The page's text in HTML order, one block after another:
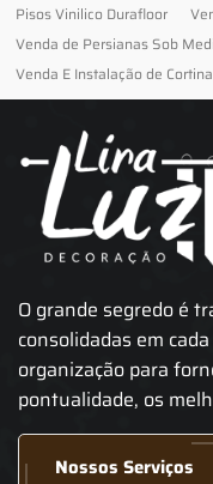
Pisos Vinilico Durafloor
Venda de Persianas Sob
Venda E Instalação de
O grande segredo é
consolidadas em
organização para
pontualidade, os
Nossos Serviços